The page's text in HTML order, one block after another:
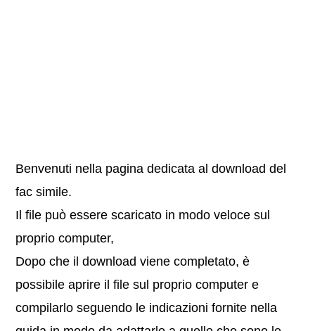
Benvenuti nella pagina dedicata al download del
fac simile.
Il file può essere scaricato in modo veloce sul
proprio computer,
Dopo che il download viene completato, è
possibile aprire il file sul proprio computer e
compilarlo seguendo le indicazioni fornite nella